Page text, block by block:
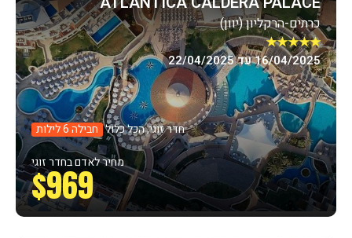
כרתים-הרקליון (יוון)
★★★★★
16/04/2025 עד 22/04/2025
חדר זוגי, הכל כלול חבילה 6 לילות
מחיר לאדם בחדר זוגי
$969